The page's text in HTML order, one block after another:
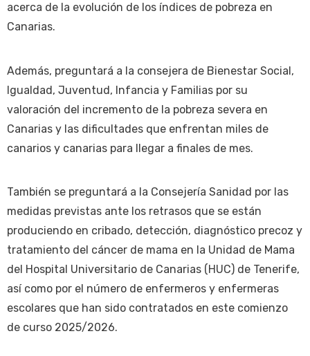
acerca de la evolución de los índices de pobreza en
Canarias.
Además, preguntará a la consejera de Bienestar Social,
Igualdad, Juventud, Infancia y Familias por su
valoración del incremento de la pobreza severa en
Canarias y las dificultades que enfrentan miles de
canarios y canarias para llegar a finales de mes.
También se preguntará a la Consejería Sanidad por las
medidas previstas ante los retrasos que se están
produciendo en cribado, detección, diagnóstico precoz y
tratamiento del cáncer de mama en la Unidad de Mama
del Hospital Universitario de Canarias (HUC) de Tenerife,
así como por el número de enfermeros y enfermeras
escolares que han sido contratados en este comienzo
de curso 2025/2026.